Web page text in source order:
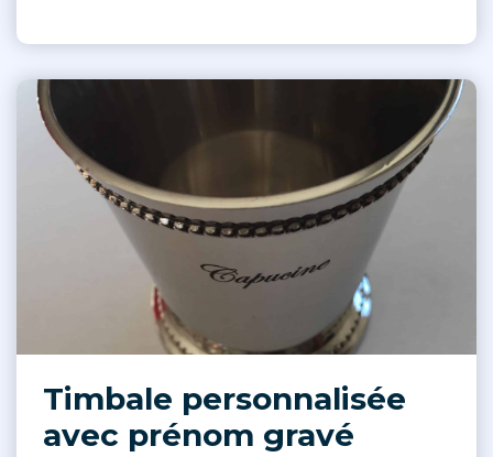
Timbale personnalisée
avec prénom gravé